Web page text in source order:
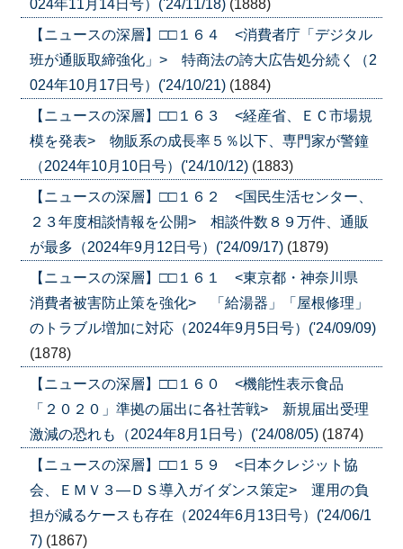
024年11月14日号）('24/11/18) (1888)
【ニュースの深層】□□１６４ <消費者庁「デジタル
班が通販取締強化」> 特商法の誇大広告処分続く（2
024年10月17日号）('24/10/21) (1884)
【ニュースの深層】□□１６３ <経産省、ＥＣ市場規
模を発表> 物販系の成長率５％以下、専門家が警鐘
（2024年10月10日号）('24/10/12) (1883)
【ニュースの深層】□□１６２ <国民生活センター、
２３年度相談情報を公開> 相談件数８９万件、通販
が最多（2024年9月12日号）('24/09/17) (1879)
【ニュースの深層】□□１６１ <東京都・神奈川県
消費者被害防止策を強化> 「給湯器」「屋根修理」
のトラブル増加に対応（2024年9月5日号）('24/09/09)
(1878)
【ニュースの深層】□□１６０ <機能性表示食品
「２０２０」準拠の届出に各社苦戦> 新規届出受理
激減の恐れも（2024年8月1日号）('24/08/05) (1874)
【ニュースの深層】□□１５９ <日本クレジット協
会、ＥＭＶ３―ＤＳ導入ガイダンス策定> 運用の負
担が減るケースも存在（2024年6月13日号）('24/06/1
7) (1867)